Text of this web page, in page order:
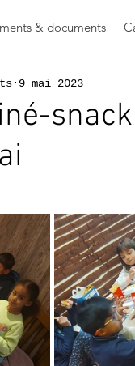
& documents
9 mai 2023
5.